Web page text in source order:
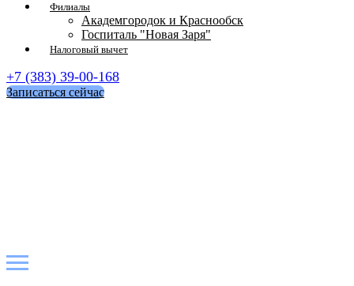
Филиалы
Академгородок и Краснообск
Госпиталь "Новая Заря"
Налоговый вычет
+7 (383) 39-00-168
Записаться сейчас